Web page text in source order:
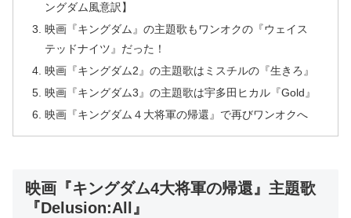
ングダム風意訳】
映画『キングダム』の主題歌もワンオクの『ウェイス
テッドナイツ』だった！
映画『キングダム2』の主題歌はミスチルの『生きろ』
映画『キングダム3』の主題歌は宇多田ヒカル『Gold』
映画『キングダム４大将軍の帰還』で再びワンオクへ
映画『キングダム4大将軍の帰還』主題歌
『Delusion:All』